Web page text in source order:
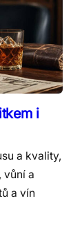
i
a kvality,
vůní a
a vín